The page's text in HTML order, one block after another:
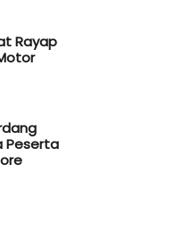
Rayap
Peserta